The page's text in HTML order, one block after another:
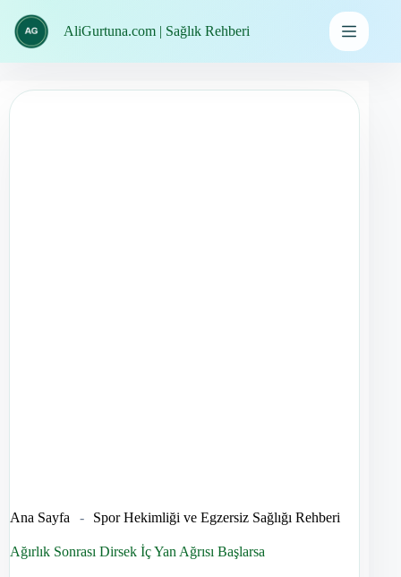
geç
AliGurtuna.com | Sağlık Rehberi
Ana Sayfa - Spor Hekimliği ve Egzersiz Sağlığı Rehberi
Ağırlık Sonrası Dirsek İç Yan Ağrısı Başlarsa